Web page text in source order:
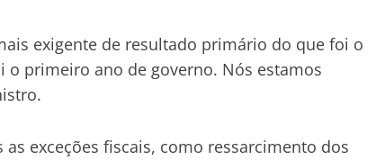
exigente de resultado primário do que foi o
primeiro ano de governo. Nós estamos
exceções fiscais, como ressarcimento dos